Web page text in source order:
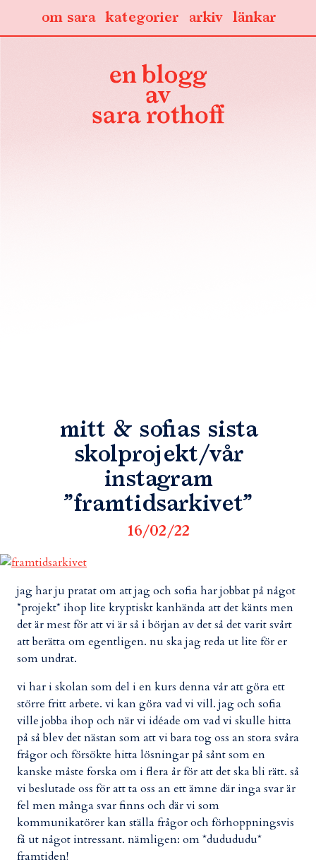
länkar
arkiv
kategorier
om sara
mitt & sofias sista
skolprojekt/vår
instagram
”framtidsarkivet”
16/02/22
jag har ju pratat om att jag och sofia har jobbat på något
*projekt* ihop lite kryptiskt kanhända att det känts men
det är mest för att vi är så i början av det så det varit svårt
att berätta om egentligen. nu ska jag reda ut lite för er
som undrat.
vi har i skolan som del i en kurs denna vår att göra ett
större fritt arbete. vi kan göra vad vi vill. jag och sofia
ville jobba ihop och när vi idéade om vad vi skulle hitta
på så blev det nästan som att vi bara tog oss an stora svåra
frågor och försökte hitta lösningar på sånt som en
kanske måste forska om i flera år för att det ska bli rätt. så
vi beslutade oss för att ta oss an ett ämne där inga svar är
fel men många svar finns och där vi som
kommunikatörer kan ställa frågor och förhoppningsvis
få ut något intressant. nämligen: om *dudududu*
framtiden!